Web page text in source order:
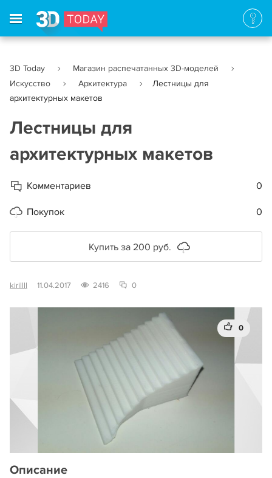
3D Today
Магазин распечатанных 3D-моделей
Искусство
Архитектура
Лестницы для
архитектурных макетов
Лестницы для
архитектурных макетов
Комментариев 0
Покупок 0
Купить за 200 руб.
kirillll 11.04.2017 2416 0
0
Описание